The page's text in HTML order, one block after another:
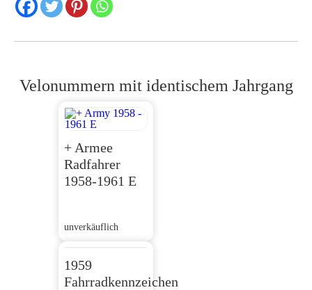
Velonummern mit identischem Jahrgang
+ Armee
Radfahrer
1958-1961 E
unverkäuflich
1959
Fahrradkennzeichen